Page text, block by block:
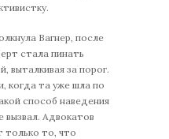
Вагнер, после
стала пинать
выталкивая за порог.
когда та уже шла по
способ наведения
вызвал. Адвокатов
только то, что